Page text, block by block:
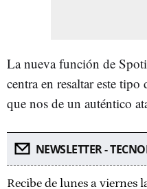
La nueva función de
centra en resaltar este
que nos de un auténtico
NEWSLETTER -
Recibe de lunes a viernes